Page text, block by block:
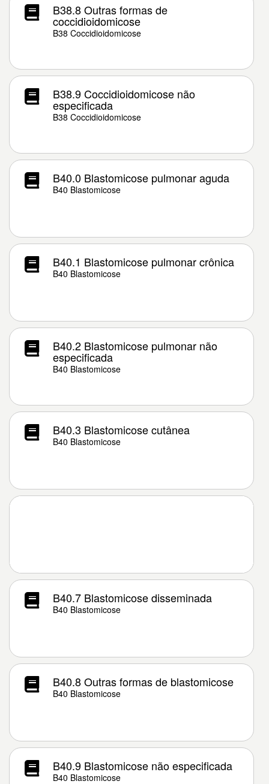
B38.8 Outras formas de
coccidioidomicose
B38 Coccidioidomicose
B38.9 Coccidioidomicose não
especificada
B38 Coccidioidomicose
B40.0 Blastomicose pulmonar aguda
B40 Blastomicose
B40.1 Blastomicose pulmonar crônica
B40 Blastomicose
B40.2 Blastomicose pulmonar não
especificada
B40 Blastomicose
B40.3 Blastomicose cutânea
B40 Blastomicose
B40.7 Blastomicose disseminada
B40 Blastomicose
B40.8 Outras formas de blastomicose
B40 Blastomicose
B40.9 Blastomicose não especificada
B40 Blastomicose